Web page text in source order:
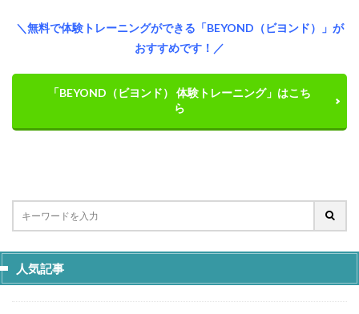
＼無料で体験トレーニングができる「BEYOND（ビヨンド）」が
おすすめです！／
「BEYOND（ビヨンド） 体験トレーニング」はこち
ら
人気記事